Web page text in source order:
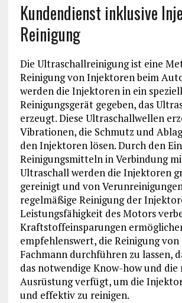
Kundendienst inklusive
Reinigung
Die Ultraschallreinigung ist eine
Reinigung von Injektoren beim
werden die Injektoren in ein
Reinigungsgerät gegeben, das
erzeugt. Diese Ultraschallwellen
Vibrationen, die Schmutz und
den Injektoren lösen. Durch den
Reinigungsmitteln in Verbindung
Ultraschall werden die Injektoren
gereinigt und von
regelmäßige Reinigung der
Leistungsfähigkeit des Motors
Kraftstoffeinsparungen
empfehlenswert, die Reinigung von
Fachmann durchführen zu lassen,
das notwendige Know-how und die
Ausrüstung verfügt, um die
und effektiv zu reinigen.